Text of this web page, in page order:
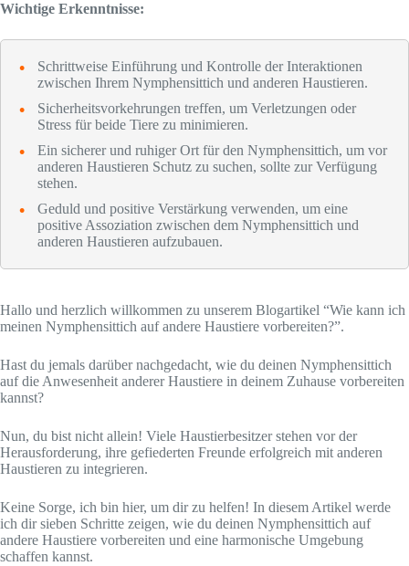
Wichtige Erkenntnisse:
Schrittweise Einführung und Kontrolle der Interaktionen
zwischen Ihrem Nymphensittich und anderen Haustieren.
Sicherheitsvorkehrungen treffen, um Verletzungen oder
Stress für beide Tiere zu minimieren.
Ein sicherer und ruhiger Ort für den Nymphensittich, um vor
anderen Haustieren Schutz zu suchen, sollte zur Verfügung
stehen.
Geduld und positive Verstärkung verwenden, um eine
positive Assoziation zwischen dem Nymphensittich und
anderen Haustieren aufzubauen.
Hallo und herzlich willkommen zu unserem Blogartikel “Wie kann ich
meinen Nymphensittich auf andere Haustiere vorbereiten?”.
Hast du jemals darüber nachgedacht, wie du deinen Nymphensittich
auf die Anwesenheit anderer Haustiere in deinem Zuhause vorbereiten
kannst?
Nun, du bist nicht allein! Viele Haustierbesitzer stehen vor der
Herausforderung, ihre gefiederten Freunde erfolgreich mit anderen
Haustieren zu integrieren.
Keine Sorge, ich bin hier, um dir zu helfen! In diesem Artikel werde
ich dir sieben Schritte zeigen, wie du deinen Nymphensittich auf
andere Haustiere vorbereiten und eine harmonische Umgebung
schaffen kannst.